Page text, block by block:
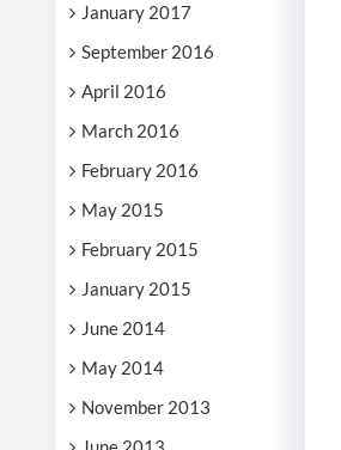
January 2017
September 2016
April 2016
March 2016
February 2016
May 2015
February 2015
January 2015
June 2014
May 2014
November 2013